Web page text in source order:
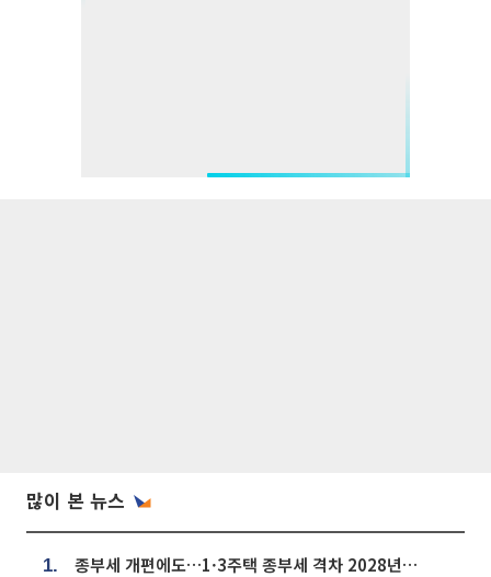
많이 본 뉴스
1. 종부세 개편에도…1·3주택 종부세 격차 2028년부터 확대